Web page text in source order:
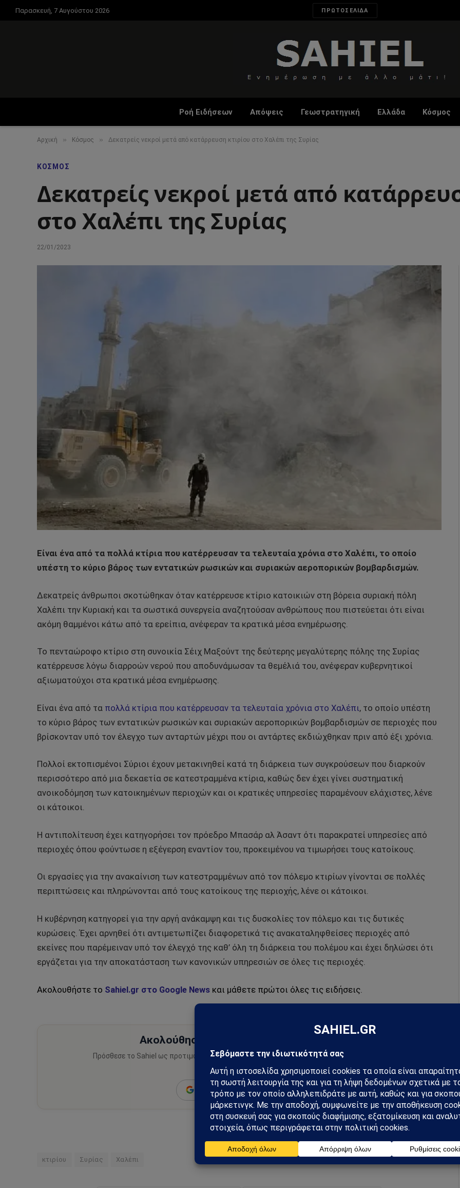
Παρασκευή, 7 Αυγούστου 2026 ΠΡΩΤΟΣΕΛΙΔΑ
Ροή Ειδήσεων Απόψεις Γεωστρατηγική Ελλάδα Κόσμος
Αρχική » Κόσμος » Δεκατρείς νεκροί μετά από κατάρρευση κτιρίου στο Χαλέπι της Συρίας
ΚΌΣΜΟΣ
Δεκατρείς νεκροί μετά από
στο Χαλέπι της Συρίας
22/01/2023
Είναι ένα από τα πολλά κτίρια που κατέρρευσαν τα τελευταία χρόνια στο Χαλέπι, το οποίο
υπέστη το κύριο βάρος των εντατικών ρωσικών και συριακών αεροπορικών βομβαρδισμών.
Δεκατρείς άνθρωποι σκοτώθηκαν όταν κατέρρευσε κτίριο κατοικιών στη βόρεια συριακή πόλη
Χαλέπι την Κυριακή και τα σωστικά συνεργεία αναζητούσαν ανθρώπους που πιστεύεται ότι είναι
ακόμη θαμμένοι κάτω από τα ερείπια, ανέφεραν τα κρατικά μέσα ενημέρωσης.
Το πενταώροφο κτίριο στη συνοικία Σέιχ Μαξούντ της δεύτερης μεγαλύτερης πόλης της Συρίας
κατέρρευσε λόγω διαρροών νερού που αποδυνάμωσαν τα θεμέλιά του, ανέφεραν κυβερνητικοί
αξιωματούχοι στα κρατικά μέσα ενημέρωσης.
Είναι ένα από τα πολλά κτίρια που κατέρρευσαν τα τελευταία χρόνια στο Χαλέπι, το οποίο υπέστη
το κύριο βάρος των εντατικών ρωσικών και συριακών αεροπορικών βομβαρδισμών σε περιοχές που
βρίσκονταν υπό τον έλεγχο των ανταρτών μέχρι που οι αντάρτες εκδιώχθηκαν πριν από έξι χρόνια.
Πολλοί εκτοπισμένοι Σύριοι έχουν μετακινηθεί κατά τη διάρκεια των συγκρούσεων που διαρκούν
περισσότερο από μια δεκαετία σε κατεστραμμένα κτίρια, καθώς δεν έχει γίνει συστηματική
ανοικοδόμηση των κατοικημένων περιοχών και οι κρατικές υπηρεσίες παραμένουν ελάχιστες, λένε
οι κάτοικοι.
Η αντιπολίτευση έχει κατηγορήσει τον πρόεδρο Μπασάρ αλ Άσαντ ότι παρακρατεί υπηρεσίες από
περιοχές όπου φούντωσε η εξέγερση εναντίον του, προκειμένου να τιμωρήσει τους κατοίκους.
Οι εργασίες για την ανακαίνιση των κατεστραμμένων από τον πόλεμο κτιρίων γίνονται σε πολλές
περιπτώσεις και πληρώνονται από τους κατοίκους της περιοχής, λένε οι κάτοικοι.
Η κυβέρνηση κατηγορεί για την αργή ανάκαμψη και τις δυσκολίες τον πόλεμο και τις δυτικές
κυρώσεις. Έχει αρνηθεί ότι αντιμετωπίζει διαφορετικά τις ανακαταληφθείσες περιοχές από
εκείνες που παρέμειναν υπό τον έλεγχό της καθ’ όλη τη διάρκεια του πολέμου και έχει δηλώσει ότι
εργάζεται για την αποκατάσταση των κανονικών υπηρεσιών σε όλες τις περιοχές.
Ακολουθήστε το Sahiel.gr στο Google News και μάθετε πρώτοι όλες τις ειδήσεις.
Ακολούθησε το Sahiel στο Google News
Πρόσθεσε το Sahiel ως προτιμώμενη πηγή για να λαμβάνεις πρώτος τις σημαντικότερες
ειδήσεις και αναλύσεις.
Add as a preferred source
κτιρίου Συρίας Χαλέπι